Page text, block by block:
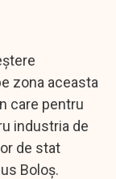
zona aceasta
care pentru
industria de
de stat
Boloş.